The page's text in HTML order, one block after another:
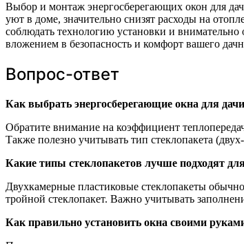
Выбор и монтаж энергосберегающих окон для
уют в доме, значительно снизят расходы на
соблюдать технологию установки и
вложением в безопасность и комфорт вашего
Вопрос-ответ
Как выбрать энергосберегающие окна для
Обратите внимание на коэффициент
Также полезно учитывать тип стеклопакета
Какие типы стеклопакетов лучше подходят
Двухкамерные пластиковые стеклопакеты
тройной стеклопакет. Важно учитывать
Как правильно установить окна своими